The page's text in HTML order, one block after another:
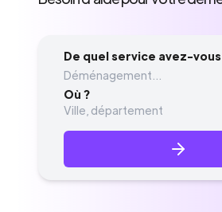
De quel service avez-
Déménagement...
Où ?